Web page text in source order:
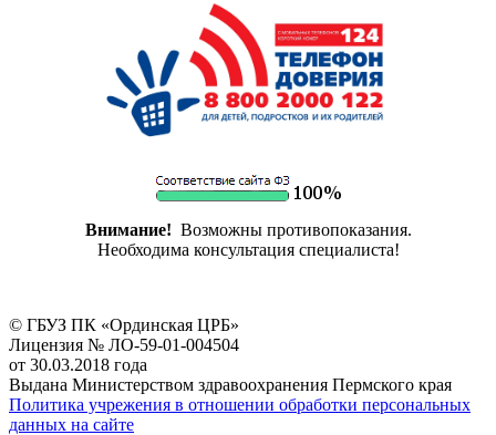
Внимание! Возможны противопоказания.
Необходима консультация специалиста!
© ГБУЗ ПК «Ординская ЦРБ»
Лицензия № ЛО-59-01-004504
от 30.03.2018 года
Выдана Министерством здравоохранения Пермского края
Политика учрежения в отношении обработки персональных
данных на сайте